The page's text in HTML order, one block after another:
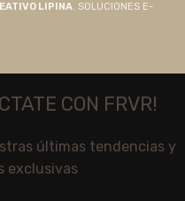
LIPINA. SOLUCIONES E-
CON FRVR!
últimas tendencias y
exclusivas